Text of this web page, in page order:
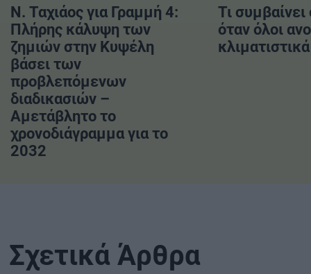
Ν. Ταχιάος για Γραμμή 4:
Πλήρης κάλυψη των
ζημιών στην Κυψέλη
βάσει των
προβλεπόμενων
διαδικασιών –
Αμετάβλητο το
χρονοδιάγραμμα για το
2032
Τι
όταν όλοι
Σχετικά Άρθρα